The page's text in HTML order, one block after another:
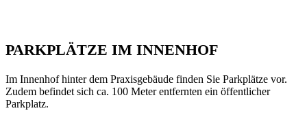
PARKPLÄTZE IM INNENHOF
Im Innen­hof hin­ter dem Pra­xis­ge­bäu­de fin­den Sie Park­plät­ze vor.
Zudem befin­det sich ca. 100 Meter ent­fern­ten ein öffent­li­cher
Parkplatz.